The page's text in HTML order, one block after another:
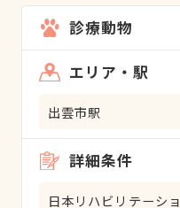
診療動物
エリア・駅
出雲市駅
詳細条件